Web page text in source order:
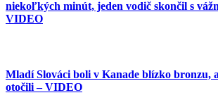
niekoľkých minút, jeden vodič skončil s
VIDEO
Mladí Slováci boli v Kanade blízko bronzu,
otočili – VIDEO